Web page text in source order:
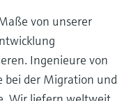
von unserer
Ingenieure von
bei der Migration und